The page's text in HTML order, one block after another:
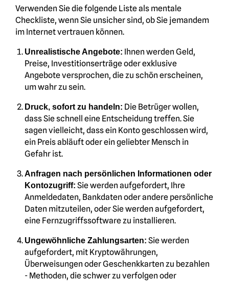
Verwenden Sie die folgende Liste als mentale
Checkliste, wenn Sie unsicher sind, ob Sie jemandem
im Internet vertrauen können.
Unrealistische Angebote: Ihnen werden Geld,
Preise, Investitionserträge oder exklusive
Angebote versprochen, die zu schön erscheinen,
um wahr zu sein.
Druck, sofort zu handeln: Die Betrüger wollen,
dass Sie schnell eine Entscheidung treffen. Sie
sagen vielleicht, dass ein Konto geschlossen wird,
ein Preis abläuft oder ein geliebter Mensch in
Gefahr ist.
Anfragen nach persönlichen Informationen oder
Kontozugriff: Sie werden aufgefordert, Ihre
Anmeldedaten, Bankdaten oder andere persönliche
Daten mitzuteilen, oder Sie werden aufgefordert,
eine Fernzugriffssoftware zu installieren.
Ungewöhnliche Zahlungsarten: Sie werden
aufgefordert, mit Kryptowährungen,
Überweisungen oder Geschenkkarten zu bezahlen
- Methoden, die schwer zu verfolgen oder